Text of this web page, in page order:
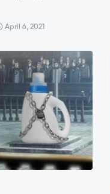
April 6, 2021